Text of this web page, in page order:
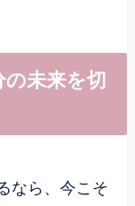
の未来を切
なら、今こそ